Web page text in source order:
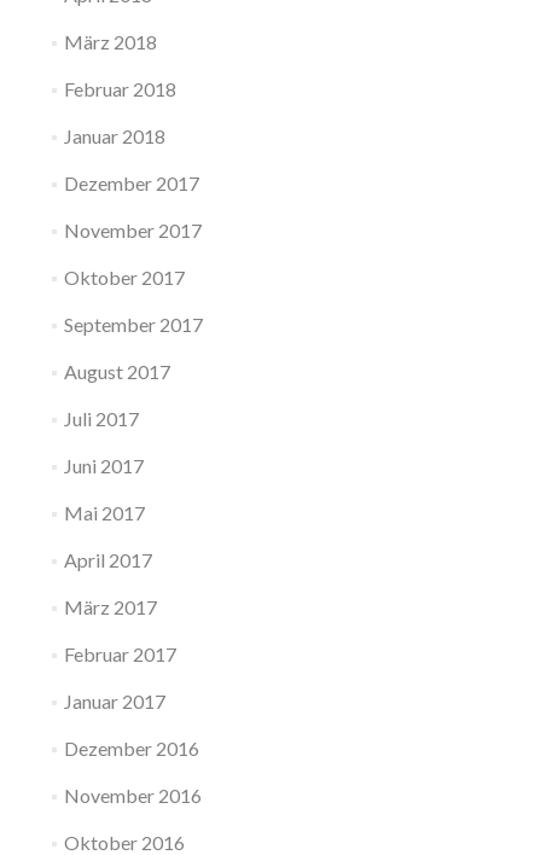
März 2018
Februar 2018
Januar 2018
Dezember 2017
November 2017
Oktober 2017
September 2017
August 2017
Juli 2017
Juni 2017
Mai 2017
April 2017
März 2017
Februar 2017
Januar 2017
Dezember 2016
November 2016
Oktober 2016